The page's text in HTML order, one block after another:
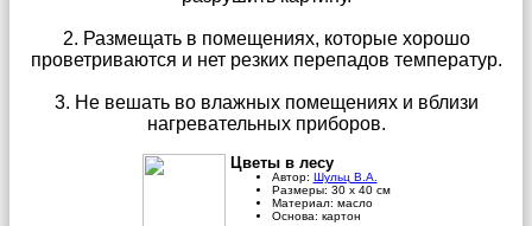
2. Размещать в помещениях, которые хорошо
проветриваются и нет резких перепадов температур.
3. Не вешать во влажных помещениях и вблизи
нагревательных приборов.
Цветы в лесу
Автор: Шульц В.А.
Размеры: 30х 40см
Материал: масло
Основа: картон